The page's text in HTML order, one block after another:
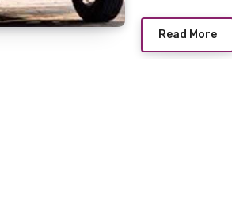
Read More